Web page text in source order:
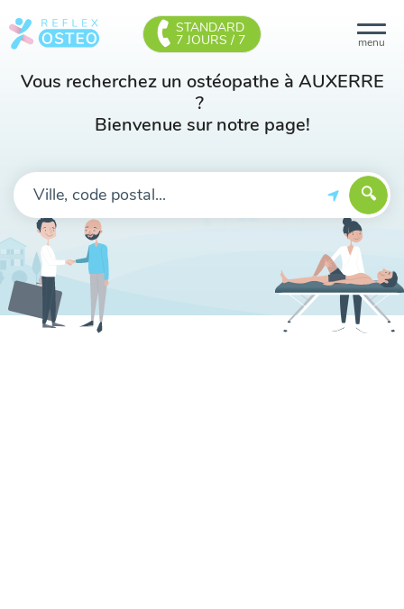
menu
STANDARD
7 JOURS / 7
Vous recherchez un ostéopathe à AUXERRE
?
Bienvenue sur notre page!